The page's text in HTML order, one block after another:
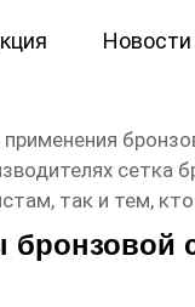
Новости
заводы
сетка
так и тем,